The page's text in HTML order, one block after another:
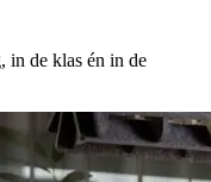
in de klas én in de